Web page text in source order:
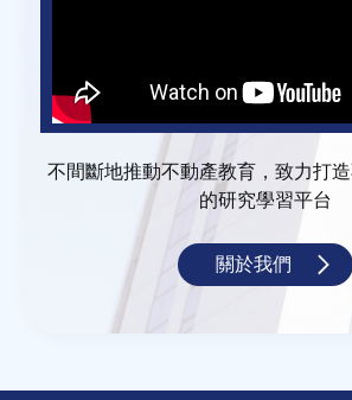
不間斷地推動不動產教育，致力打
的研究學習平台
關於我們